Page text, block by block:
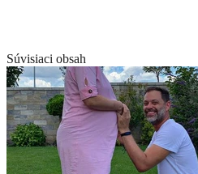
Súvisiaci obsah